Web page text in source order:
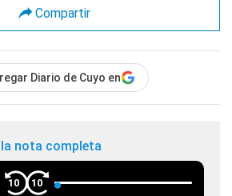
Compartir
Diario de Cuyo en
la nota completa
10 10